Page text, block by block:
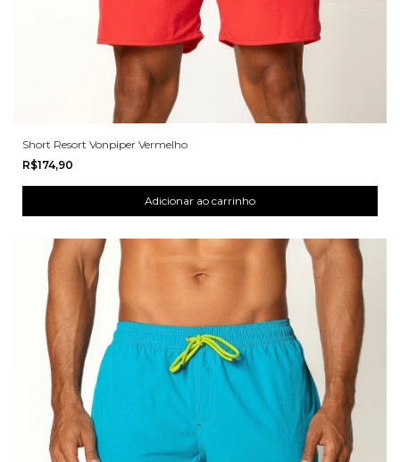
Short Resort Vonpiper Vermelho
R$174,90